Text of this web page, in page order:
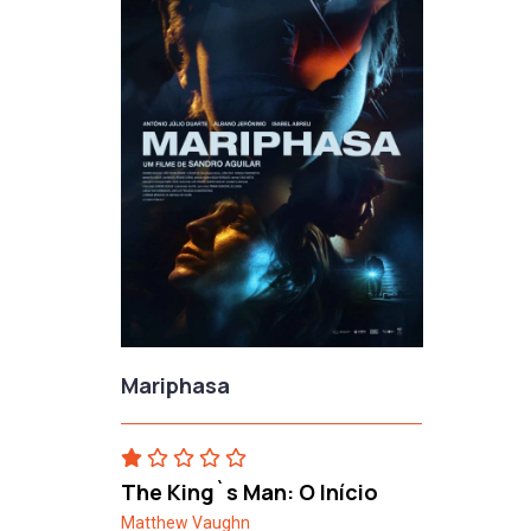
Mariphasa
The King`s Man: O Início
Matthew Vaughn